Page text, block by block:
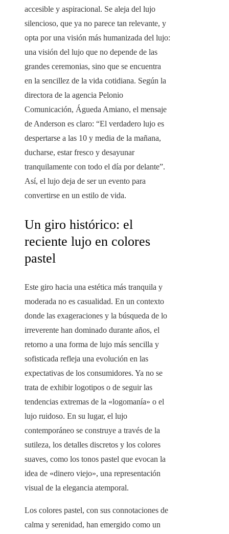
accesible y aspiracional. Se aleja del lujo
silencioso, que ya no parece tan relevante, y
opta por una visión más humanizada del lujo:
una visión del lujo que no depende de las
grandes ceremonias, sino que se encuentra
en la sencillez de la vida cotidiana. Según la
directora de la agencia Pelonio
Comunicación, Águeda Amiano, el mensaje
de Anderson es claro: “El verdadero lujo es
despertarse a las 10 y media de la mañana,
ducharse, estar fresco y desayunar
tranquilamente con todo el día por delante”.
Así, el lujo deja de ser un evento para
convertirse en un estilo de vida.
Un giro histórico: el
reciente lujo en colores
pastel
Este giro hacia una estética más tranquila y
moderada no es casualidad. En un contexto
donde las exageraciones y la búsqueda de lo
irreverente han dominado durante años, el
retorno a una forma de lujo más sencilla y
sofisticada refleja una evolución en las
expectativas de los consumidores. Ya no se
trata de exhibir logotipos o de seguir las
tendencias extremas de la «logomanía» o el
lujo ruidoso. En su lugar, el lujo
contemporáneo se construye a través de la
sutileza, los detalles discretos y los colores
suaves, como los tonos pastel que evocan la
idea de «dinero viejo», una representación
visual de la elegancia atemporal.
Los colores pastel, con sus connotaciones de
calma y serenidad, han emergido como un